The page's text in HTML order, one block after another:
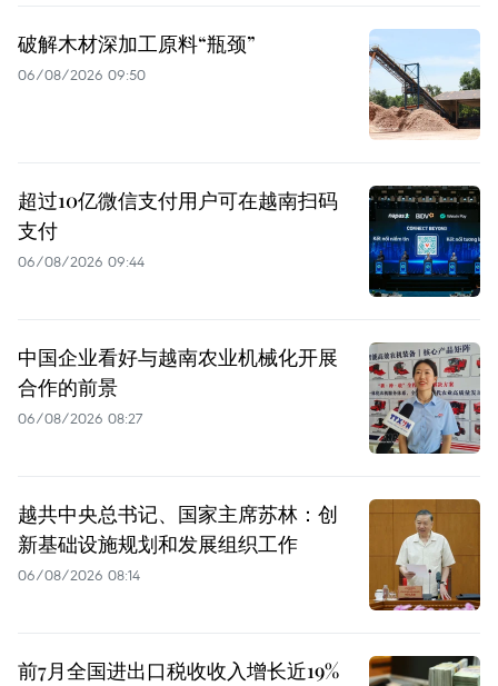
破解木材深加工原料“瓶颈”
06/08/2026 09:50
超过10亿微信支付用户可在越南扫码
支付
06/08/2026 09:44
中国企业看好与越南农业机械化开展
合作的前景
06/08/2026 08:27
越共中央总书记、国家主席苏林：创
新基础设施规划和发展组织工作
06/08/2026 08:14
前7月全国进出口税收收入增长近19%